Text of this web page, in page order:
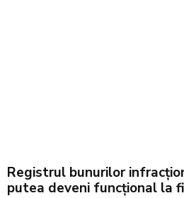
Registrul bunurilor
putea deveni funcțional la